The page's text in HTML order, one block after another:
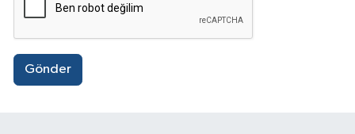
Gönder